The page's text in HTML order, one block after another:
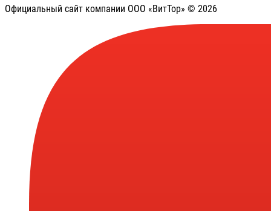
Официальный сайт компании ООО «ВитТор» © 2026